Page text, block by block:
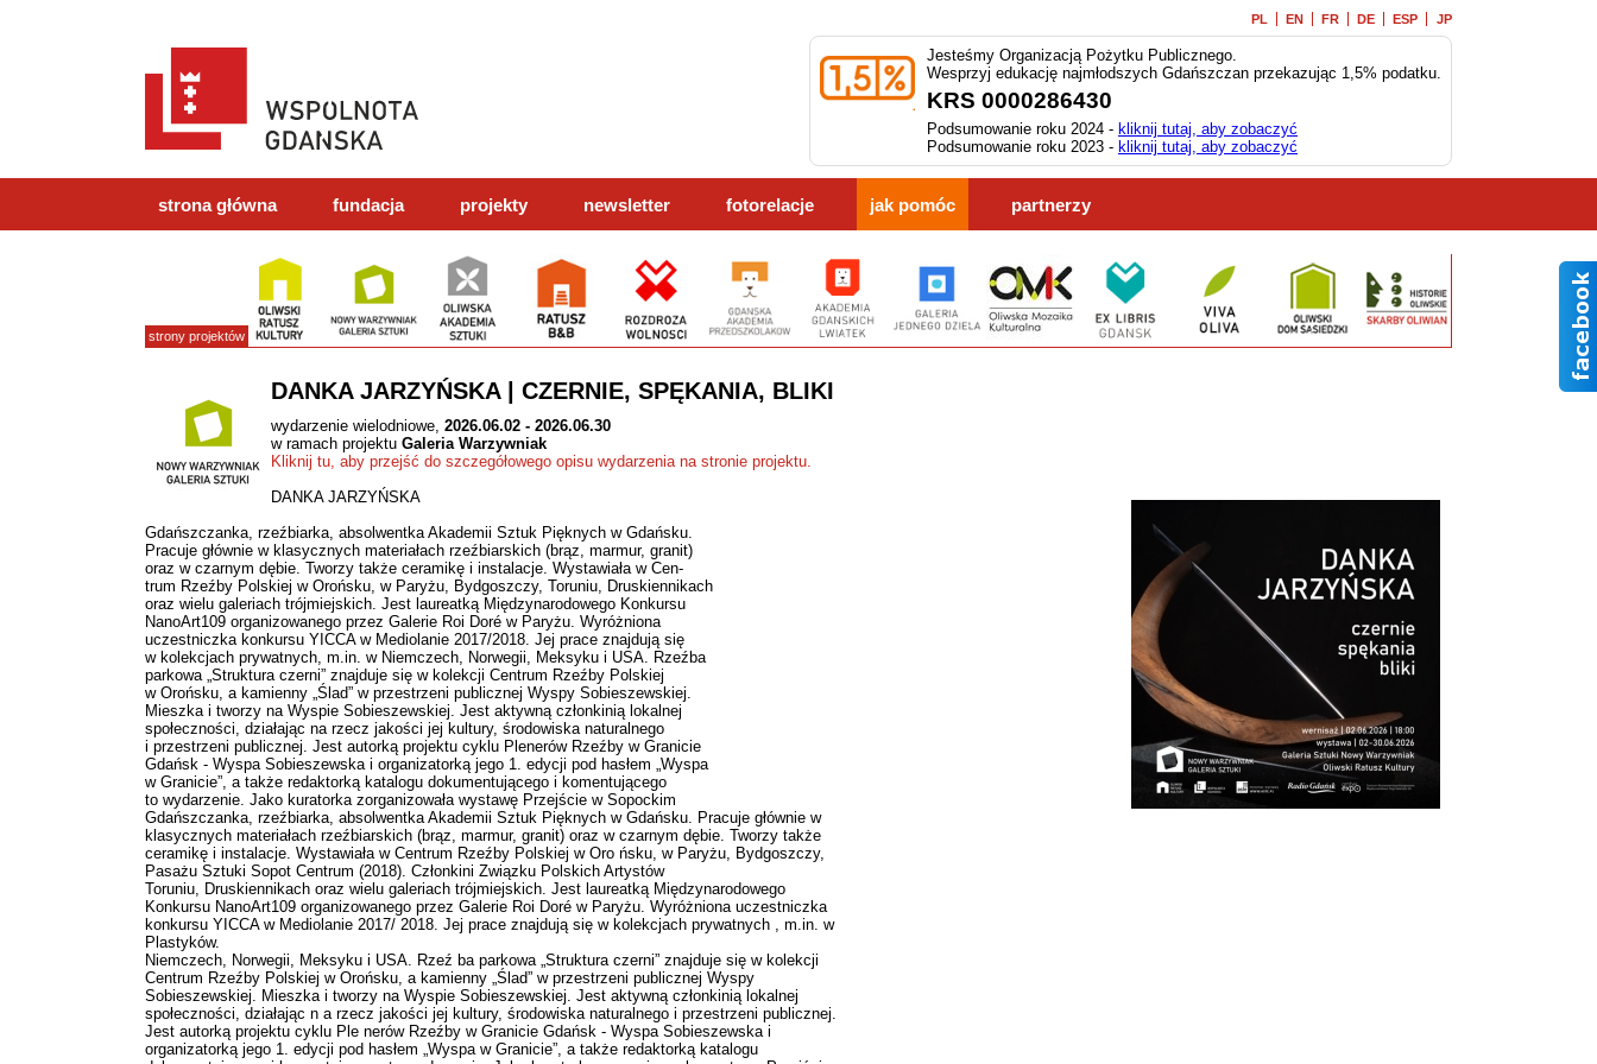
PL EN FR DE ESP JP
Jesteśmy Organizacją Pożytku Publicznego.
Wesprzyj edukację najmłodszych Gdańszczan przekazując 1,5% podatku.
KRS 0000286430
Podsumowanie roku 2024 - kliknij tutaj, aby zobaczyć
Podsumowanie roku 2023 - kliknij tutaj, aby zobaczyć
strona główna fundacja projekty newsletter fotorelacje jak pomóc partnerzy
strony projektów
DANKA JARZYŃSKA | CZERNIE, SPĘKANIA, BLIKI
wydarzenie wielodniowe, 2026.06.02 - 2026.06.30
w ramach projektu Galeria Warzywniak
Kliknij tu, aby przejść do szczegółowego opisu wydarzenia na stronie projektu.
DANKA JARZYŃSKA
Gdańszczanka, rzeźbiarka, absolwentka Akademii Sztuk Pięknych w Gdańsku.
Pracuje głównie w klasycznych materiałach rzeźbiarskich (brąz, marmur, granit)
oraz w czarnym dębie. Tworzy także ceramikę i instalacje. Wystawiała w Cen-
trum Rzeźby Polskiej w Orońsku, w Paryżu, Bydgoszczy, Toruniu, Druskiennikach
oraz wielu galeriach trójmiejskich. Jest laureatką Międzynarodowego Konkursu
NanoArt109 organizowanego przez Galerie Roi Doré w Paryżu. Wyróżniona
uczestniczka konkursu YICCA w Mediolanie 2017/2018. Jej prace znajdują się
w kolekcjach prywatnych, m.in. w Niemczech, Norwegii, Meksyku i USA. Rzeźba
parkowa „Struktura czerni” znajduje się w kolekcji Centrum Rzeźby Polskiej
w Orońsku, a kamienny „Ślad” w przestrzeni publicznej Wyspy Sobieszewskiej.
Mieszka i tworzy na Wyspie Sobieszewskiej. Jest aktywną członkinią lokalnej
społeczności, działając na rzecz jakości jej kultury, środowiska naturalnego
i przestrzeni publicznej. Jest autorką projektu cyklu Plenerów Rzeźby w Granicie
Gdańsk - Wyspa Sobieszewska i organizatorką jego 1. edycji pod hasłem „Wyspa
w Granicie”, a także redaktorką katalogu dokumentującego i komentującego
to wydarzenie. Jako kuratorka zorganizowała wystawę Przejście w Sopockim
Gdańszczanka, rzeźbiarka, absolwentka Akademii Sztuk Pięknych w Gdańsku. Pracuje głównie w
klasycznych materiałach rzeźbiarskich (brąz, marmur, granit) oraz w czarnym dębie. Tworzy także
ceramikę i instalacje. Wystawiała w Centrum Rzeźby Polskiej w Oro ńsku, w Paryżu, Bydgoszczy,
Pasażu Sztuki Sopot Centrum (2018). Członkini Związku Polskich Artystów
Toruniu, Druskiennikach oraz wielu galeriach trójmiejskich. Jest laureatką Międzynarodowego
Konkursu NanoArt109 organizowanego przez Galerie Roi Doré w Paryżu. Wyróżniona uczestniczka
konkursu YICCA w Mediolanie 2017/ 2018. Jej prace znajdują się w kolekcjach prywatnych , m.in. w
Plastyków.
Niemczech, Norwegii, Meksyku i USA. Rzeź ba parkowa „Struktura czerni” znajduje się w kolekcji
Centrum Rzeźby Polskiej w Orońsku, a kamienny „Ślad” w przestrzeni publicznej Wyspy
Sobieszewskiej. Mieszka i tworzy na Wyspie Sobieszewskiej. Jest aktywną członkinią lokalnej
społeczności, działając n a rzecz jakości jej kultury, środowiska naturalnego i przestrzeni publicznej.
Jest autorką projektu cyklu Ple nerów Rzeźby w Granicie Gdańsk - Wyspa Sobieszewska i
organizatorką jego 1. edycji pod hasłem „Wyspa w Granicie”, a także redaktorką katalogu